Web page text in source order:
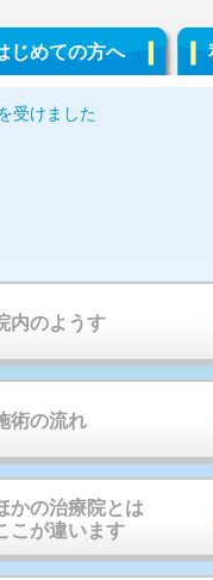
じめての方へ
内のようす
術の流れ
かの治療院とは
こが違います